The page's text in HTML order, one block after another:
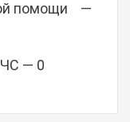
помощи —
— 0